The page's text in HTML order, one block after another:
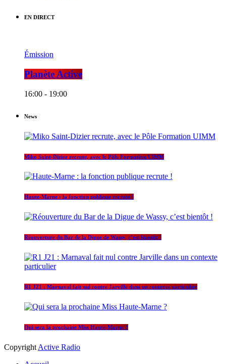
EN DIRECT
Émission
Planète Active
16:00 - 19:00
News
Miko Saint-Dizier recrute, avec le Pôle Formation UIMM
Haute-Marne : la fonction publique recrute !
Réouverture du Bar de la Digue de Wassy, c’est bientôt !
R1 J21 : Marnaval fait nul contre Jarville dans un contexte particulier
Qui sera la prochaine Miss Haute-Marne ?
Copyright Active Radio